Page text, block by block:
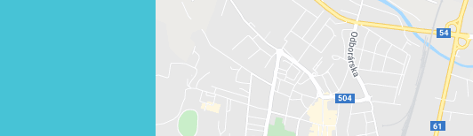
Externý obsah je blokovaný Voľbami
súkromia